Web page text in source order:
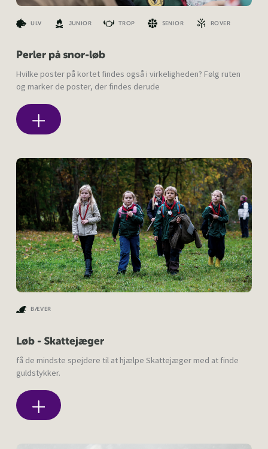
ULV JUNIOR TROP SENIOR ROVER
Perler på snor-løb
Hvilke poster på kortet findes også i virkeligheden? Følg ruten
og marker de poster, der findes derude
BÆVER
Løb - Skattejæger
få de mindste spejdere til at hjælpe Skattejæger med at finde
guldstykker.